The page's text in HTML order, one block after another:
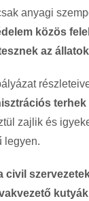
anyagi
közös
az
zajlik és
legyen.
civil